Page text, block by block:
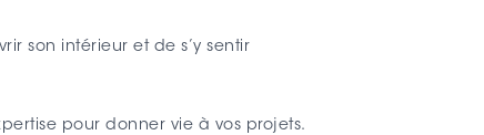
son intérieur et de s’y sentir
pour donner vie à vos projets.